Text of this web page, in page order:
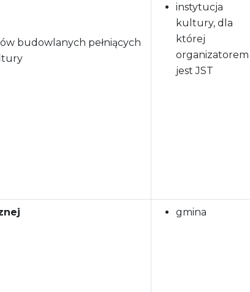
budowlanych pełniących
instytucja
kultury, dla
której
organizatorem
jest JST
gmina